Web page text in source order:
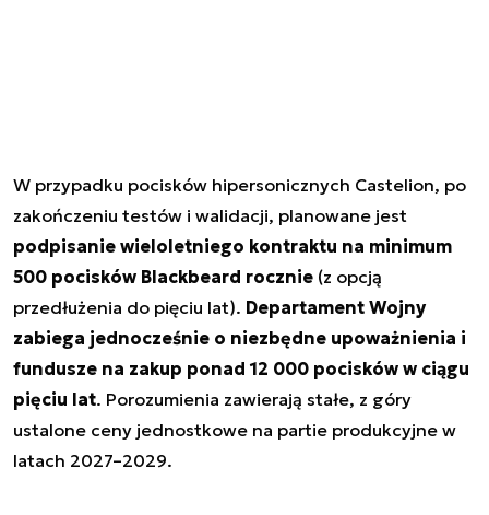
W przypadku pocisków hipersonicznych Castelion, po
zakończeniu testów i walidacji, planowane jest
podpisanie wieloletniego kontraktu na minimum
500 pocisków Blackbeard rocznie (z opcją
przedłużenia do pięciu lat). Departament Wojny
zabiega jednocześnie o niezbędne upoważnienia i
fundusze na zakup ponad 12 000 pocisków w ciągu
pięciu lat. Porozumienia zawierają stałe, z góry
ustalone ceny jednostkowe na partie produkcyjne w
latach 2027–2029.